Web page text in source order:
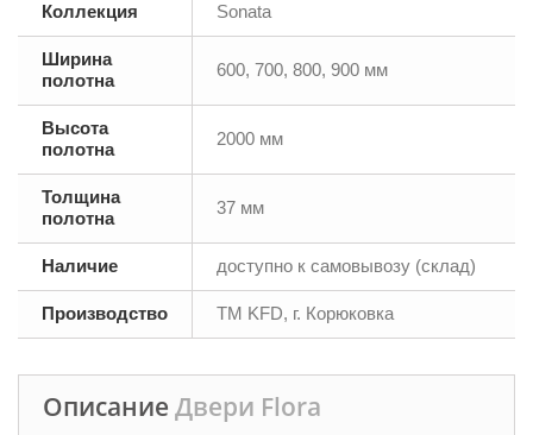
Коллекция Sonata
Ширина
полотна
600, 700, 800, 900 мм
Высота
полотна
2000 мм
Толщина
полотна
37 мм
Наличие доступно к самовывозу (склад)
Производство ТМ KFD, г. Корюковка
Описание Двери Flora